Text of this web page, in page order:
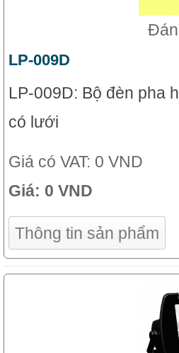
LP-009D
LP-009D: Bộ đèn pha
có lưới
Giá có VAT: 0 VND
Giá: 0 VND
Thông tin sản phẩm